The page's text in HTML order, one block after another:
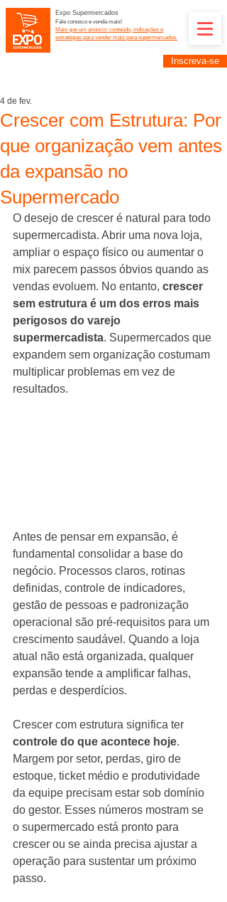
Expo Supermercados
Fale conosco e venda mais!
Mais que um anúncio: conteúdo, indicações e
estratégias para vender mais para supermercados.
Inscreva-se
Crescer com Estrutura: Por
que organização vem antes
da expansão no
Supermercado
4 de fev.
O desejo de crescer é natural para todo
supermercadista. Abrir uma nova loja,
ampliar o espaço físico ou aumentar o
mix parecem passos óbvios quando as
vendas evoluem. No entanto, crescer
sem estrutura é um dos erros mais
perigosos do varejo
supermercadista. Supermercados que
expandem sem organização costumam
multiplicar problemas em vez de
resultados.
Antes de pensar em expansão, é
fundamental consolidar a base do
negócio. Processos claros, rotinas
definidas, controle de indicadores,
gestão de pessoas e padronização
operacional são pré-requisitos para um
crescimento saudável. Quando a loja
atual não está organizada, qualquer
expansão tende a amplificar falhas,
perdas e desperdícios.
Crescer com estrutura significa ter
controle do que acontece hoje.
Margem por setor, perdas, giro de
estoque, ticket médio e produtividade
da equipe precisam estar sob domínio
do gestor. Esses números mostram se
o supermercado está pronto para
crescer ou se ainda precisa ajustar a
operação para sustentar um próximo
passo.